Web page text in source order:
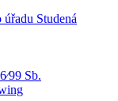
Studená
Sb.